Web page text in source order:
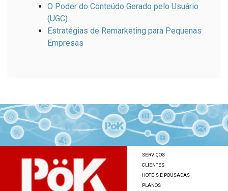
O Poder do Conteúdo Gerado pelo Usuário
(UGC)
Estratégias de Remarketing para Pequenas
Empresas
SERVIÇOS
CLIENTES
HOTÉIS E POUSADAS
PLANOS